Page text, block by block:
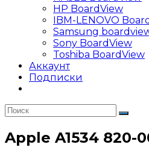
HP BoardView
IBM-LENOVO
Samsung
Sony BoardView
Toshiba BoardView
Аккаунт
Подписки
Apple A1534 820-